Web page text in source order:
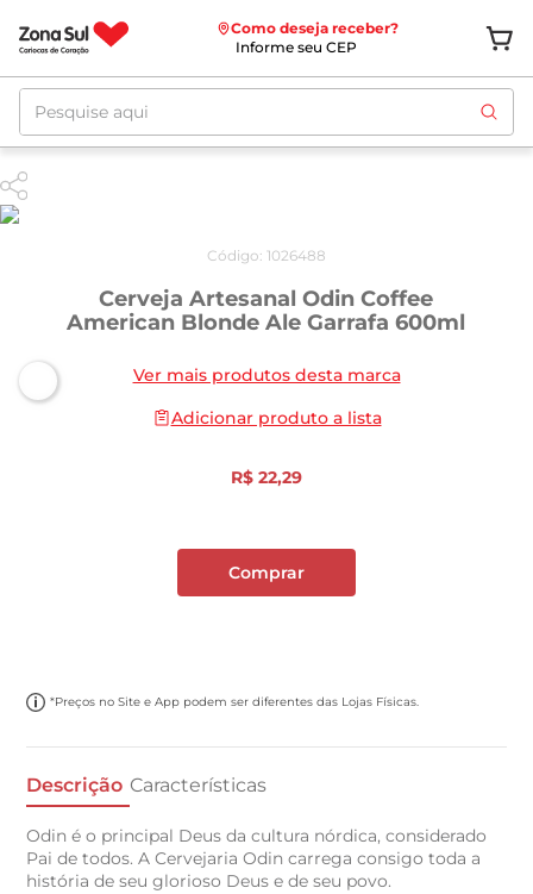
Como deseja receber?
Informe seu CEP
Pesquise aqui
Código: 1026488
Cerveja Artesanal Odin Coffee
American Blonde Ale Garrafa 600ml
Ver mais produtos desta marca
Adicionar produto a lista
R$ 22,29
Comprar
*Preços no Site e App podem ser diferentes das Lojas Físicas.
Descrição Características
Odin é o principal Deus da cultura nórdica, considerado
Pai de todos. A Cervejaria Odin carrega consigo toda a
história de seu glorioso Deus e de seu povo.